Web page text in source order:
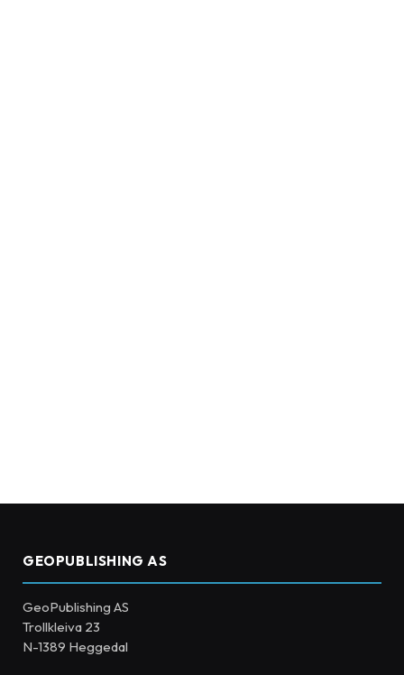
GEOPUBLISHING AS
GeoPublishing AS
Trollkleiva 23
N-1389 Heggedal